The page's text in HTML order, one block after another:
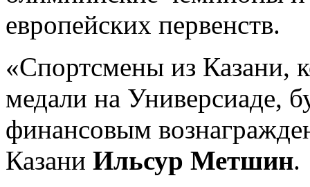
европейских первенств.
«Спортсмены из Казани,
медали на Универсиаде,
финансовым
Казани Ильсур Метшин.